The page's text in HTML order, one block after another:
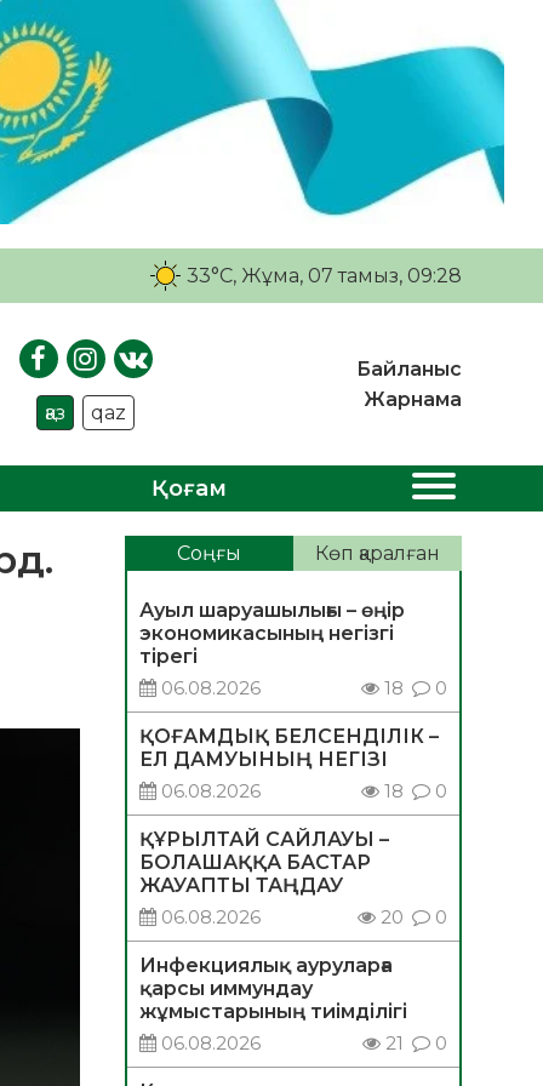
33°C, Жұма, 07 тамыз, 09:28
қаз qaz
Байланыс
Жарнама
Қоғам
Соңғы Көп қаралған
Ауыл шаруашылығы – өңір
экономикасының негізгі
тірегі
06.08.2026
18 0
ҚОҒАМДЫҚ БЕЛСЕНДІЛІК –
ЕЛ ДАМУЫНЫҢ НЕГІЗІ
06.08.2026
18 0
ҚҰРЫЛТАЙ САЙЛАУЫ –
БОЛАШАҚҚА БАСТАР
ЖАУАПТЫ ТАҢДАУ
06.08.2026
20 0
Инфекциялық ауруларға
қарсы иммундау
жұмыстарының тиімділігі
06.08.2026
21 0